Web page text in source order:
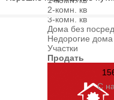
2-комн. кв
3-комн. кв
Дома без
Недорогие дома
Участки
Продать
С